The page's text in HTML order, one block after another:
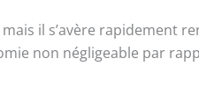
il s’avère rapidement
non négligeable par